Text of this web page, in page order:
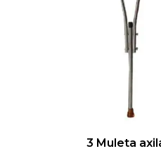
3 Muleta